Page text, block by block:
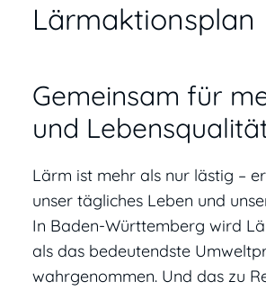
Lärmaktionsplan
Gemeinsam für
und
Lärm ist mehr als nur lästig –
unser tägliches Leben und
In Baden-Württemberg wird
als das bedeutendste
wahrgenommen. Und das zu